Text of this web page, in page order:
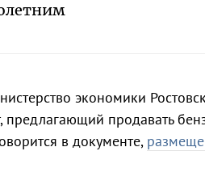
экономики
предлагающий продавать
в документе,